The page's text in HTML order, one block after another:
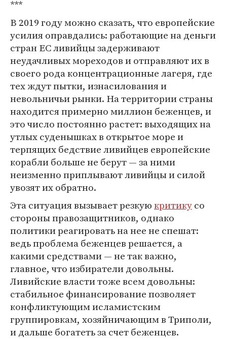
***
В 2019 году можно сказать, что европейские
усилия оправдались: работающие на деньги
стран ЕС ливийцы задерживают
неудачливых мореходов и отправляют их в
своего рода концентрационные лагеря, где
тех ждут пытки, изнасилования и
невольничьи рынки. На территории страны
находится примерно миллион беженцев, и
это число постоянно растет: выходящих на
утлых суденышках в открытое море и
терпящих бедствие ливийцев европейские
корабли больше не берут — за ними
неизменно приплывают ливийцы и силой
увозят их обратно.
Эта ситуация вызывает резкуюкритикусо
стороны правозащитников, однако
политики реагировать на нее не спешат:
ведь проблема беженцев решается, а
какими средствами — не так важно,
главное, что избиратели довольны.
Ливийские власти тоже всем довольны:
стабильное финансирование позволяет
конфликтующим исламистским
группировкам, хозяйничающим в Триполи,
и дальше богатеть за счет беженцев.